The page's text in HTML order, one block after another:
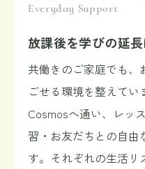
Everyday Support
放課後を学びの延長
共働きのご家庭でも、
ごせる環境を整えて
Cosmosへ通い、レッ
習・お友だちとの自由
す。それぞれの生活リ